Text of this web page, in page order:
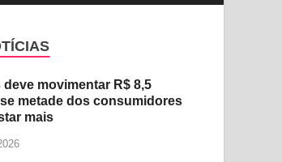
deve movimentar R$ 8,5
metade dos consumidores
mais